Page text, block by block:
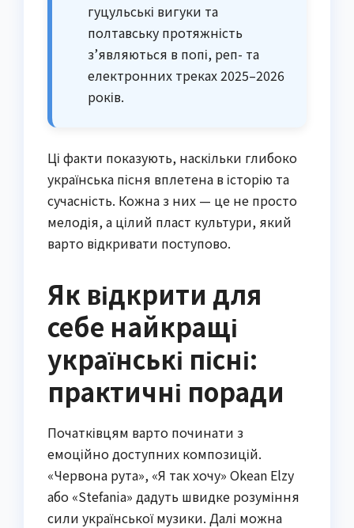
гуцульські вигуки та
полтавську протяжність
з’являються в попі, реп- та
електронних треках 2025–2026
років.
Ці факти показують, наскільки глибоко
українська пісня вплетена в історію та
сучасність. Кожна з них — це не просто
мелодія, а цілий пласт культури, який
варто відкривати поступово.
Як відкрити для
себе найкращі
українські пісні:
практичні поради
Початківцям варто починати з
емоційно доступних композицій.
«Червона рута», «Я так хочу» Okean Elzy
або «Stefania» дадуть швидке розуміння
сили української музики. Далі можна